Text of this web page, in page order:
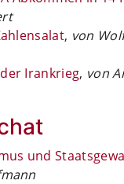
, von
Irankrieg, von
und